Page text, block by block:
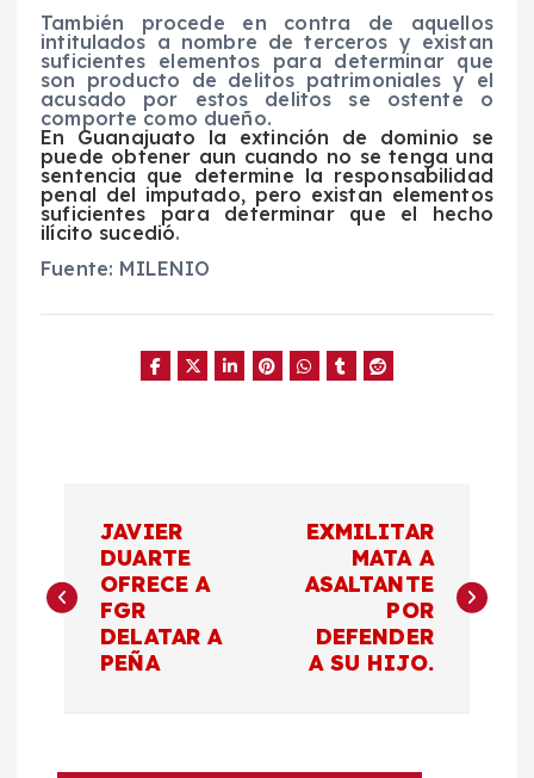
También procede en contra de aquellos
intitulados a nombre de terceros y existan
suficientes elementos para determinar que
son producto de delitos patrimoniales y el
acusado por estos delitos se ostente o
comporte como dueño.
En Guanajuato la extinción de dominio se
puede obtener aun cuando no se tenga una
sentencia que determine la responsabilidad
penal del imputado, pero existan elementos
suficientes para determinar que el hecho
ilícito sucedió.
Fuente: MILENIO
a
v
JAVIER
DUARTE
OFRECE A
FGR
DELATAR A
PEÑA
EXMILITAR
MATA A
ASALTANTE
POR
DEFENDER
A SU HIJO.